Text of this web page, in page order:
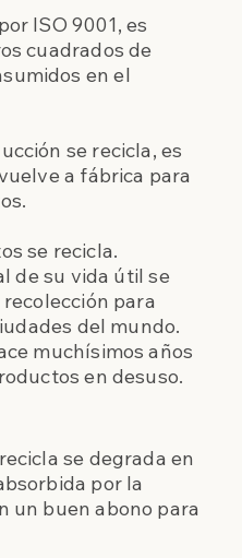
ISO 9001, es
cuadrados de
en el
se recicla, es
a fábrica para
se recicla.
de su vida útil se
para
del mundo.
muchísimos años
en desuso.
se degrada en
por la
un buen abono para